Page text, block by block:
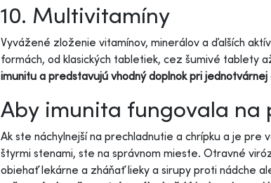
10. Multivitamíny
Vyvážené zloženie vitamínov, minerálov a ďalších
formách, od klasických tabletiek, cez šumivé tablety
imunitu a predstavujú vhodný doplnok pri
Aby imunita fungovala na
Ak ste náchylnejší na prechladnutie a chrípku a je
štyrmi stenami, ste na správnom mieste. Otravné
obiehať lekárne a zháňať lieky a sirupy proti nádche